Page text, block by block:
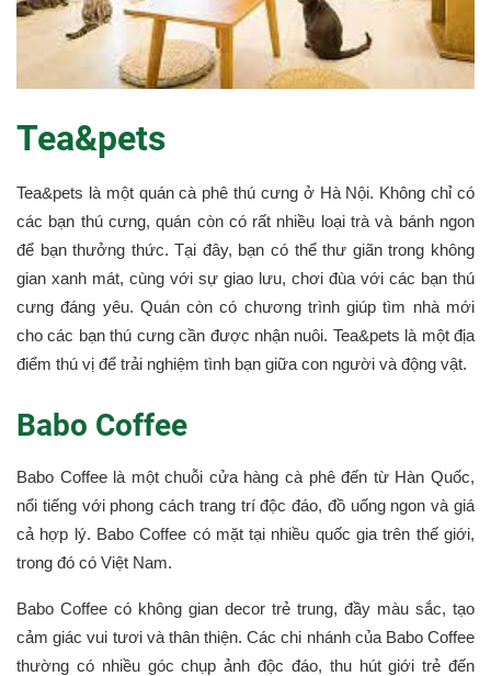
Tea&pets
Tea&pets là một quán cà phê thú cưng ở Hà Nội. Không chỉ có
các bạn thú cưng, quán còn có rất nhiều loại trà và bánh ngon
để bạn thưởng thức. Tại đây, bạn có thể thư giãn trong không
gian xanh mát, cùng với sự giao lưu, chơi đùa với các bạn thú
cưng đáng yêu. Quán còn có chương trình giúp tìm nhà mới
cho các bạn thú cưng cần được nhận nuôi. Tea&pets là một địa
điểm thú vị để trải nghiệm tình bạn giữa con người và động vật.
Babo Coffee
Babo Coffee là một chuỗi cửa hàng cà phê đến từ Hàn Quốc,
nổi tiếng với phong cách trang trí độc đáo, đồ uống ngon và giá
cả hợp lý. Babo Coffee có mặt tại nhiều quốc gia trên thế giới,
trong đó có Việt Nam.
Babo Coffee có không gian decor trẻ trung, đầy màu sắc, tạo
cảm giác vui tươi và thân thiện. Các chi nhánh của Babo Coffee
thường có nhiều góc chụp ảnh độc đáo, thu hút giới trẻ đến